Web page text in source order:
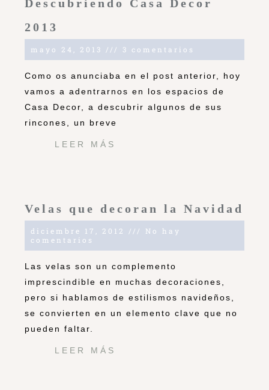
Descubriendo Casa Decor
2013
mayo 24, 2013 3 comentarios
Como os anunciaba en el post anterior, hoy
vamos a adentrarnos en los espacios de
Casa Decor, a descubrir algunos de sus
rincones, un breve
LEER MÁS
Velas que decoran la Navidad
diciembre 17, 2012
No hay
comentarios
Las velas son un complemento
imprescindible en muchas decoraciones,
pero si hablamos de estilismos navideños,
se convierten en un elemento clave que no
pueden faltar.
LEER MÁS